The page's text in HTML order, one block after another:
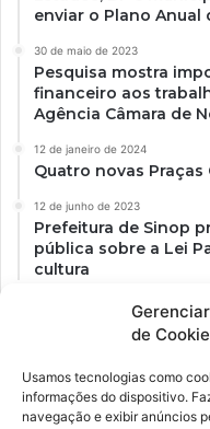
de
Usamos tecnologias como
informações do dispositivo.
navegação e exibir anúncios
enviar o Plano Anual
30 de maio de 2023
Pesquisa mostra
financeiro aos
Agência Câmara de
12 de janeiro de 2024
Quatro novas Praças
12 de junho de 2023
Prefeitura de Sinop
pública sobre a Lei
cultura